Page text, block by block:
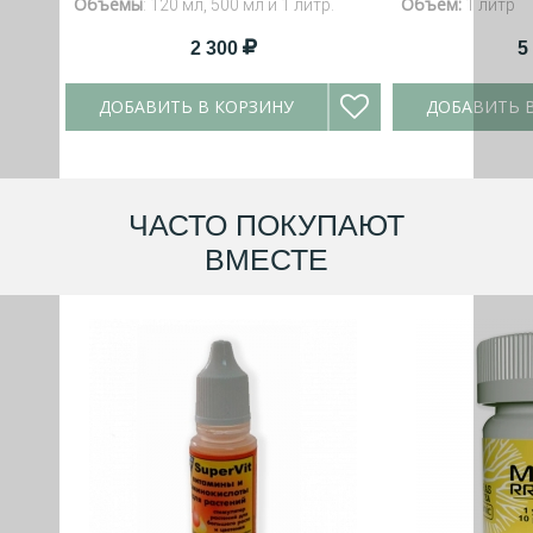
: 120 мл, 500 мл и 1 литр.
2 300
ДОБАВИТЬ В КОРЗИНУ
1 литр
5
ДОБАВИТЬ
ЧАСТО ПОКУПАЮТ
ВМЕСТЕ